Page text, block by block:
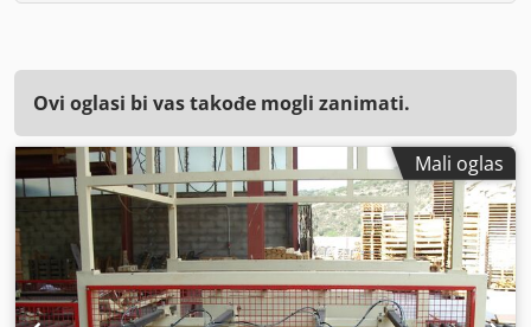
Ovi oglasi bi vas takođe mogli zanimati.
Mali oglas